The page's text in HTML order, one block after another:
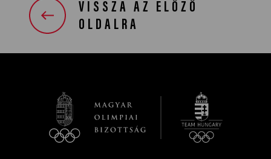
VISSZA AZ ELŐZŐ
OLDALRA